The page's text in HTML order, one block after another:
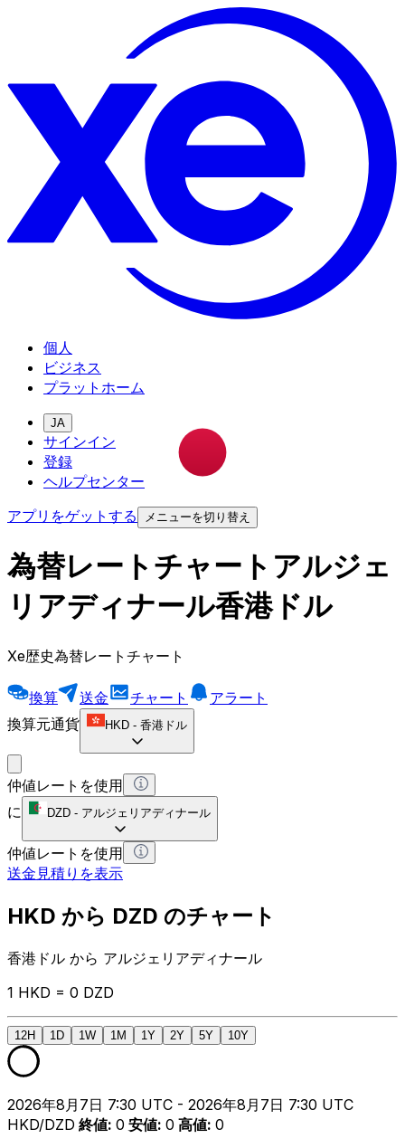
個人
ビジネス
プラットホーム
JA
サインイン
登録
ヘルプセンター
アプリをゲットする
メニューを切り替え
為替レートチャートアルジェ
リアディナール香港ドル
Xe歴史為替レートチャート
換算 送金 チャート
アラート
換算元通貨
HKD - 香港ドル
仲値レートを使用
に
DZD - アルジェリアディナール
仲値レートを使用
送金見積りを表示
HKD から DZD のチャート
香港ドル から アルジェリアディナール
1 HKD = 0 DZD
12H 1D 1W 1M 1Y 2Y 5Y 10Y
2026年8月7日 7:30 UTC - 2026年8月7日 7:30 UTC
HKD/DZD 終値: 0 安値: 0 高値: 0